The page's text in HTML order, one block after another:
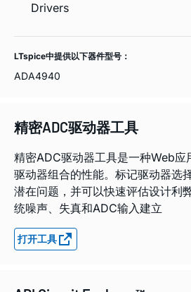
Drivers
LTspice中提供以下器件型号：
ADA4940
精密ADC驱动器工具
精密ADC驱动器工具是一种Web应
驱动器组合的性能。标记驱动器选
潜在问题，并可以快速评估设计利
统噪声、失真和ADC输入建立
打开工具